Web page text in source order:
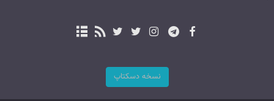
نسخه دسکتاپ